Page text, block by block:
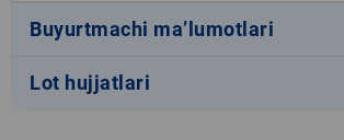
Buyurtmachi ma’lumotlari
Lot hujjatlari